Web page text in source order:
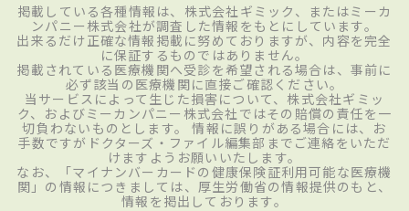
掲載している各種情報は、株式会社ギミック、またはミーカ
ンパニー株式会社が調査した情報をもとにしています。
出来るだけ正確な情報掲載に努めておりますが、内容を完全
に保証するものではありません。
掲載されている医療機関へ受診を希望される場合は、事前に
必ず該当の医療機関に直接ご確認ください。
当サービスによって生じた損害について、株式会社ギミッ
ク、およびミーカンパニー株式会社ではその賠償の責任を一
切負わないものとします。 情報に誤りがある場合には、お
手数ですがドクターズ・ファイル編集部までご連絡をいただ
けますようお願いいたします。
なお、「マイナンバーカードの健康保険証利用可能な医療機
関」の情報につきましては、厚生労働省の情報提供のもと、
情報を掲出しております。